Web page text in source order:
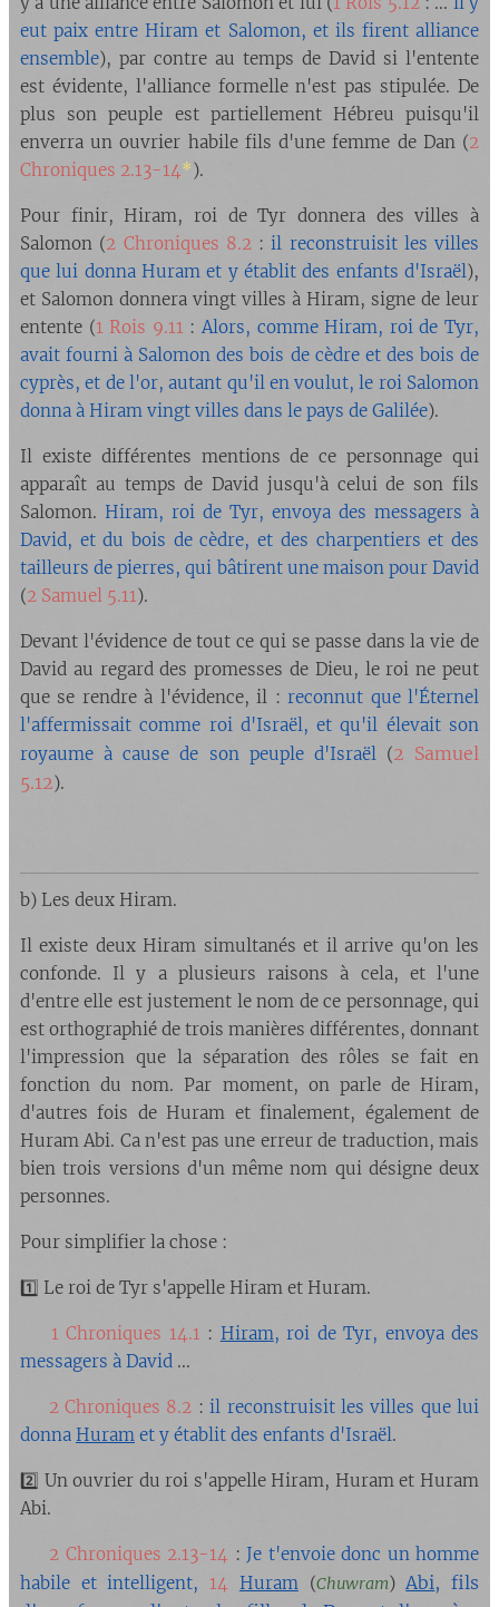
eut paix entre Hiram et Salomon, et ils firent alliance
ensemble), par contre au temps de David si l'entente
est évidente, l'alliance formelle n'est pas stipulée. De
plus son peuple est partiellement Hébreu puisqu'il
enverra un ouvrier habile fils d'une femme de Dan (2
Chroniques 2.13-14*).
Pour finir, Hiram, roi de Tyr donnera des villes à
Salomon (2 Chroniques 8.2:il reconstruisit les villes
que lui donna Huram et y établit des enfants d'Israël),
et Salomon donnera vingt villes à Hiram, signe de leur
entente (1 Rois 9.11 :Alors, comme Hiram, roi de Tyr,
avait fourni à Salomon des bois de cèdre et des bois de
cyprès, et de l'or, autant qu'il en voulut, le roi Salomon
donna à Hiram vingt villes dans le pays de Galilée).
Il existe différentes mentions de ce personnage qui
apparaît au temps de David jusqu'à celui de son fils
Salomon. Hiram, roi de Tyr, envoya des messagers à
David, et du bois de cèdre, et des charpentiers et des
tailleurs de pierres, qui bâtirent une maison pour David
(2 Samuel 5.11).
Devant l'évidence de tout ce qui se passe dans la vie de
David au regard des promesses de Dieu, le roi ne peut
que se rendre à l'évidence, il :reconnut que l'Éternel
l'affermissait comme roi d'Israël, et qu'il élevait son
royaume à cause de son peuple d'Israël(2 Samuel
5.12).
b) Les deux Hiram.
Il existe deux Hiram simultanés et il arrive qu'on les
confonde. Il y a plusieurs raisons à cela, et l'une
d'entre elle est justement le nom de ce personnage, qui
est orthographié de trois manières différentes, donnant
l'impression que la séparation des rôles se fait en
fonction du nom. Par moment, on parle de Hiram,
d'autres fois de Huram et finalement, également de
Huram Abi. Ca n'est pas une erreur de traduction, mais
bien trois versions d'un même nom qui désigne deux
personnes.
Pour simplifier la chose :
1️⃣ Le roi de Tyr s'appelle Hiram et Huram.
1 Chroniques 14.1 : Hiram, roi de Tyr, envoya des
messagers à David ...
2 Chroniques 8.2 :il reconstruisit les villes que lui
donna Huram et y établit des enfants d'Israël.
2️⃣​ Un ouvrier du roi s'appelle Hiram, Huram et Huram
Abi.
2 Chroniques 2.13-14 : Je t'envoie donc un homme
habile et intelligent, 14 Huram(Chuwram) Abi, fils